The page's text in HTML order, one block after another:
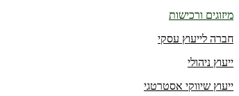
מיזוגים ורכישות
חברה לייעוץ עסקי
ייעוץ ניהולי
ייעוץ שיווקי אסטרטגי